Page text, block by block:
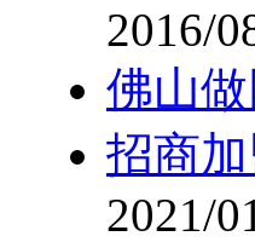
2016/
佛山
招商
2021/